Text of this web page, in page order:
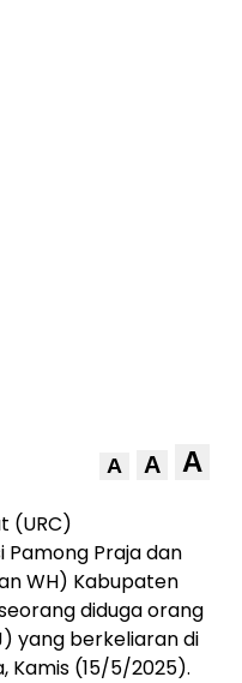
A A A
(URC)
Pamong Praja dan
WH) Kabupaten
diduga orang
yang berkeliaran di
Kamis (15/5/2025).